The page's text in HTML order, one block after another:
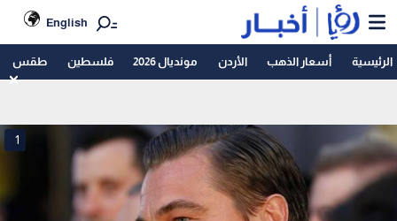
English
الرئيسية أسعار الذهب الأردن مونديال 2026 فلسطين طقس
1